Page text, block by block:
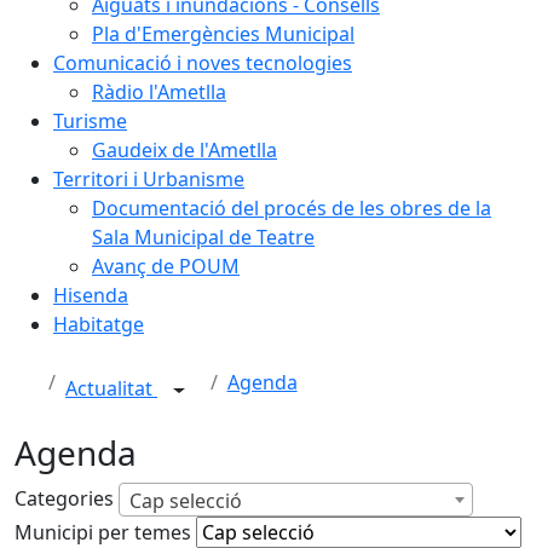
Aiguats i inundacions - Consells
Pla d'Emergències Municipal
Comunicació i noves tecnologies
Ràdio l'Ametlla
Turisme
Gaudeix de l'Ametlla
Territori i Urbanisme
Documentació del procés de les obres de la
Sala Municipal de Teatre
Avanç de POUM
Hisenda
Habitatge
Actualitat Agenda
Agenda
Categories
Cap selecció
Municipi per temes